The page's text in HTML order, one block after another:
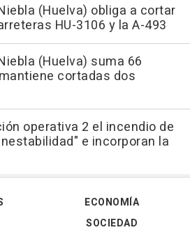
(Huelva) obliga a cortar
HU-3106 y la A-493
(Huelva) suma 66
cortadas dos
operativa 2 el incendio de
e incorporan la
ECONOMÍA
SOCIEDAD